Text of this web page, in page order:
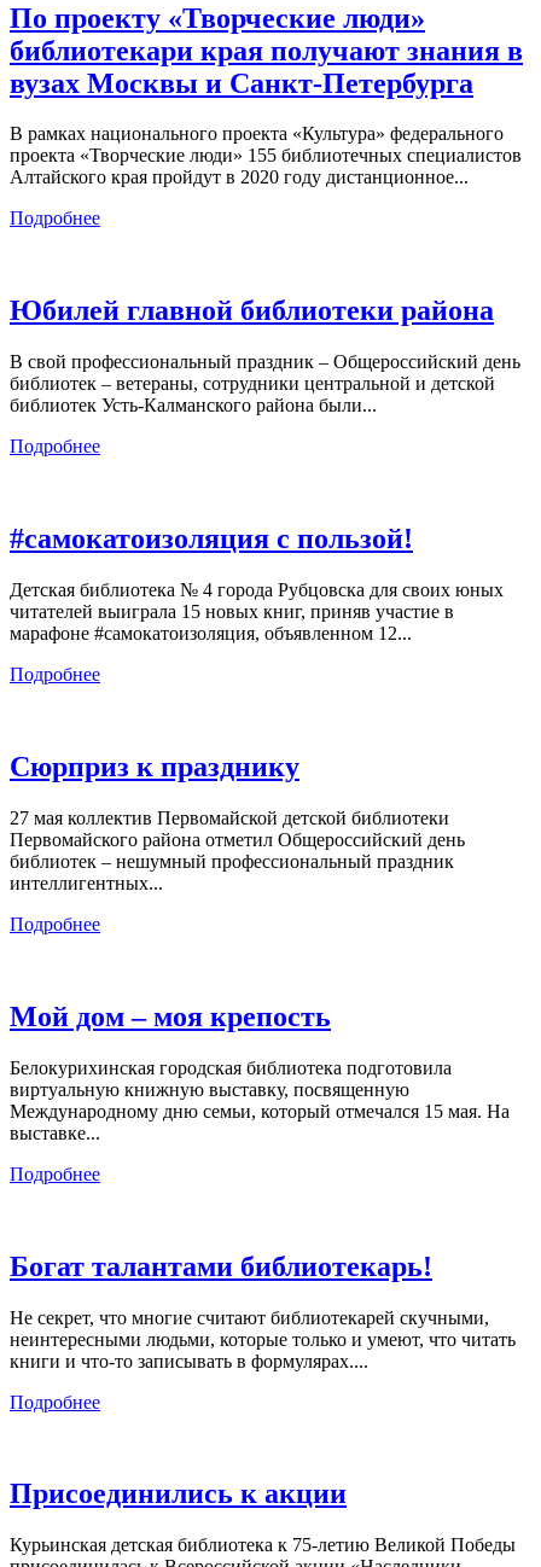
По проекту «Творческие люди»
библиотекари края получают знания в
вузах Москвы и Санкт-Петербурга
В рамках национального проекта «Культура» федерального
проекта «Творческие люди» 155 библиотечных специалистов
Алтайского края пройдут в 2020 году дистанционное...
Подробнее
Юбилей главной библиотеки района
В свой профессиональный праздник – Общероссийский день
библиотек – ветераны, сотрудники центральной и детской
библиотек Усть-Калманского района были...
Подробнее
#самокатоизоляция с пользой!
Детская библиотека № 4 города Рубцовска для своих юных
читателей выиграла 15 новых книг, приняв участие в
марафоне #самокатоизоляция, объявленном 12...
Подробнее
Сюрприз к празднику
27 мая коллектив Первомайской детской библиотеки
Первомайского района отметил Общероссийский день
библиотек – нешумный профессиональный праздник
интеллигентных...
Подробнее
Мой дом – моя крепость
Белокурихинская городская библиотека подготовила
виртуальную книжную выставку, посвященную
Международному дню семьи, который отмечался 15 мая. На
выставке...
Подробнее
Богат талантами библиотекарь!
Не секрет, что многие считают библиотекарей скучными,
неинтересными людьми, которые только и умеют, что читать
книги и что-то записывать в формулярах....
Подробнее
Присоединились к акции
Курьинская детская библиотека к 75-летию Великой Победы